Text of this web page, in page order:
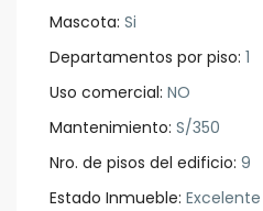
Mascota: Si
Departamentos por piso: 1
Uso comercial: NO
Mantenimiento: S/350
Nro. de pisos del edificio: 9
Estado Inmueble: Excelente